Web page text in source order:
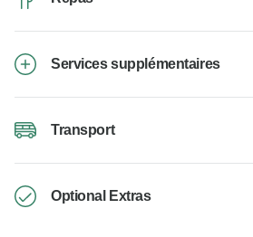
Services supplémentaires
Transport
Optional Extras